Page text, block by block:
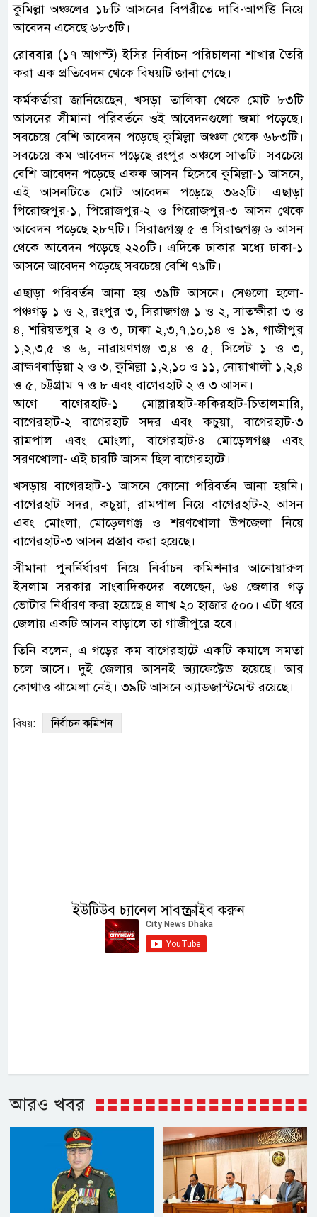
কুমিল্লা অঞ্চলের ১৮টি আসনের বিপরীতে দাবি-আপত্তি নিয়ে
আবেদন এসেছে ৬৮৩টি।
রোববার (১৭ আগস্ট) ইসির নির্বাচন পরিচালনা শাখার তৈরি
করা এক প্রতিবেদন থেকে বিষয়টি জানা গেছে।
কর্মকর্তারা জানিয়েছেন, খসড়া তালিকা থেকে মোট ৮৩টি
আসনের সীমানা পরিবর্তনে ওই আবেদনগুলো জমা পড়েছে।
সবচেয়ে বেশি আবেদন পড়েছে কুমিল্লা অঞ্চল থেকে ৬৮৩টি।
সবচেয়ে কম আবেদন পড়েছে রংপুর অঞ্চলে সাতটি। সবচেয়ে
বেশি আবেদন পড়েছে একক আসন হিসেবে কুমিল্লা-১ আসনে,
এই আসনটিতে মোট আবেদন পড়েছে ৩৬২টি। এছাড়া
পিরোজপুর-১, পিরোজপুর-২ ও পিরোজপুর-৩ আসন থেকে
আবেদন পড়েছে ২৮৭টি। সিরাজগঞ্জ ৫ ও সিরাজগঞ্জ ৬ আসন
থেকে আবেদন পড়েছে ২২০টি। এদিকে ঢাকার মধ্যে ঢাকা-১
আসনে আবেদন পড়েছে সবচেয়ে বেশি ৭৯টি।
এছাড়া পরিবর্তন আনা হয় ৩৯টি আসনে। সেগুলো হলো-
পঞ্চগড় ১ ও ২, রংপুর ৩, সিরাজগঞ্জ ১ ও ২, সাতক্ষীরা ৩ ও
৪, শরিয়তপুর ২ ও ৩, ঢাকা ২,৩,৭,১০,১৪ ও ১৯, গাজীপুর
১,২,৩,৫ ও ৬, নারায়ণগঞ্জ ৩,৪ ও ৫, সিলেট ১ ও ৩,
ব্রাহ্মণবাড়িয়া ২ ও ৩, কুমিল্লা ১,২,১০ ও ১১, নোয়াখালী ১,২,৪
ও ৫, চট্টগ্রাম ৭ ও ৮ এবং বাগেরহাট ২ ও ৩ আসন।
আগে বাগেরহাট-১ মোল্লারহাট-ফকিরহাট-চিতালমারি,
বাগেরহাট-২ বাগেরহাট সদর এবং কচুয়া, বাগেরহাট-৩
রামপাল এবং মোংলা, বাগেরহাট-৪ মোড়েলগঞ্জ এবং
সরণখোলা- এই চারটি আসন ছিল বাগেরহাটে।
খসড়ায় বাগেরহাট-১ আসনে কোনো পরিবর্তন আনা হয়নি।
বাগেরহাট সদর, কচুয়া, রামপাল নিয়ে বাগেরহাট-২ আসন
এবং মোংলা, মোড়েলগঞ্জ ও শরণখোলা উপজেলা নিয়ে
বাগেরহাট-৩ আসন প্রস্তাব করা হয়েছে।
সীমানা পুনর্নির্ধারণ নিয়ে নির্বাচন কমিশনার আনোয়ারুল
ইসলাম সরকার সাংবাদিকদের বলেছেন, ৬৪ জেলার গড়
ভোটার নির্ধারণ করা হয়েছে ৪ লাখ ২০ হাজার ৫০০। এটা ধরে
জেলায় একটি আসন বাড়ালে তা গাজীপুরে হবে।
তিনি বলেন, এ গড়ের কম বাগেরহাটে একটি কমালে সমতা
চলে আসে। দুই জেলার আসনই অ্যাফেক্টেড হয়েছে। আর
কোথাও ঝামেলা নেই। ৩৯টি আসনে অ্যাডজাস্টমেন্ট রয়েছে।
বিষয়: নির্বাচন কমিশন
ইউটিউব চ্যানেল সাবস্ক্রাইব করুন
আরও খবর